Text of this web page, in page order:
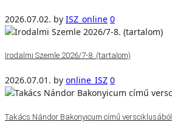
2026.07.02. by ISZ_online 0
Irodalmi Szemle 2026/7-8. (tartalom)
2026.07.01. by online_ISZ 0
Takács Nándor Bakonyicum című versciklusából